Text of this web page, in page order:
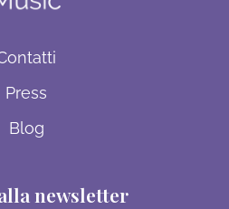
Press
Blog
newsletter